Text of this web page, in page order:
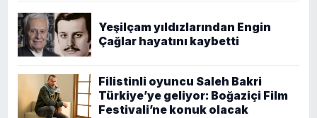
Yeşilçam yıldızlarından Engin
Çağlar hayatını kaybetti
Filistinli oyuncu Saleh Bakri
Türkiye’ye geliyor: Boğaziçi Film
Festivali’ne konuk olacak